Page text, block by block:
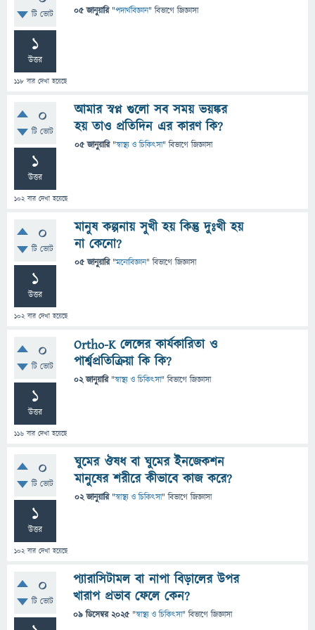
টি ভোট
1
উত্তর
118 বার দেখা হয়েছে
05 জানুয়ারি "পদার্থবিজ্ঞান" বিভাগে জিজ্ঞাসা
0
টি ভোট
1
উত্তর
102বার দেখা হয়েছে
আমার স্বপ্ন গুলো সব সময় ভয়ঙ্কর
হয় তাও প্রতিদিন এর কারণ কি?
05 জানুয়ারি "স্বাস্থ্য ও চিকিৎসা" বিভাগে জিজ্ঞাসা
0
টি ভোট
1
উত্তর
102বার দেখা হয়েছে
মানুষ কল্পনায় সুখী হয় কিন্তু দুঃখী হয়
না কেনো?
05 জানুয়ারি "মনোবিজ্ঞান" বিভাগে জিজ্ঞাসা
0
টি ভোট
1
উত্তর
116 বার দেখা হয়েছে
Ortho-K লেন্সের কার্যকারিতা ও
পার্শ্বপ্রতিক্রিয়া কি কি?
02 জানুয়ারি "স্বাস্থ্য ও চিকিৎসা" বিভাগে জিজ্ঞাসা
0
টি ভোট
1
উত্তর
102বার দেখা হয়েছে
ঘুমের ঔষধ বা ঘুমের ইনজেকশন
মানুষের শরীরে কীভাবে কাজ করে?
02 জানুয়ারি "স্বাস্থ্য ও চিকিৎসা" বিভাগে জিজ্ঞাসা
0
টি ভোট
প্যারাসিটামল বা নাপা বিড়ালের উপর
খারাপ প্রভাব ফেলে কেন?
09 ডিসেম্বর 2025 "স্বাস্থ্য ও চিকিৎসা" বিভাগে জিজ্ঞাসা